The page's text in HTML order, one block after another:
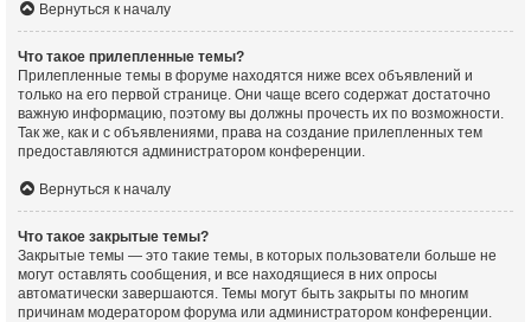
Вернуться к началу
Что такое прилепленные темы?
Прилепленные темы в форуме находятся ниже всех объявлений и
только на его первой странице. Они чаще всего содержат достаточно
важную информацию, поэтому вы должны прочесть их по возможности.
Так же, как и с объявлениями, права на создание прилепленных тем
предоставляются администратором конференции.
Вернуться к началу
Что такое закрытые темы?
Закрытые темы — это такие темы, в которых пользователи больше не
могут оставлять сообщения, и все находящиеся в них опросы
автоматически завершаются. Темы могут быть закрыты по многим
причинам модератором форума или администратором конференции.